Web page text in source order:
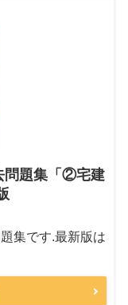
問題集「②宅建
集です.最新版は